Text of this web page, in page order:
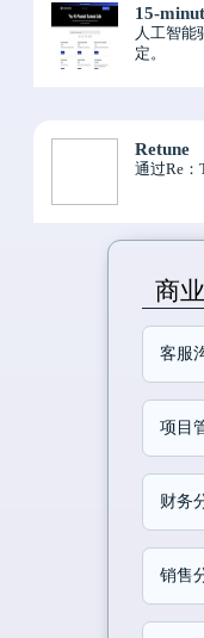
15-
人工智能
定。
Retune
通过Re：
商
客服
项目
财务
销售